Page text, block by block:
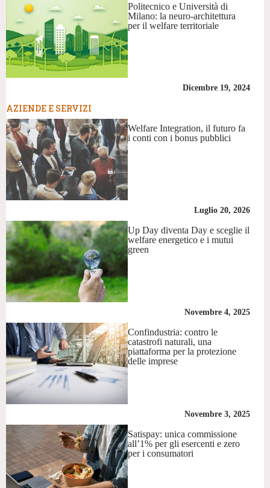
Politecnico e Università di
Milano: la neuro-architettura
per il welfare territoriale
Dicembre 19, 2024
AZIENDE E SERVIZI
Welfare Integration, il futuro fa
i conti con i bonus pubblici
Luglio 20, 2026
Up Day diventa Day e sceglie il
welfare energetico e i mutui
green
Novembre 4, 2025
Confindustria: contro le
catastrofi naturali, una
piattaforma per la protezione
delle imprese
Novembre 3, 2025
Satispay: unica commissione
all’1% per gli esercenti e zero
per i consumatori